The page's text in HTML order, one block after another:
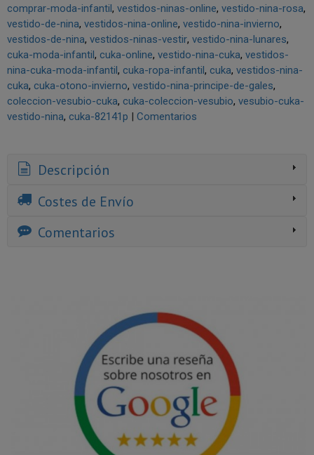
comprar-moda-infantil vestidos-ninas-online vestido-nina-rosa
vestido-de-nina vestidos-nina-online vestido-nina-invierno
vestidos-de-nina vestidos-ninas-vestir vestido-nina-lunares
cuka-moda-infantil cuka-online vestido-nina-cuka vestidos-
nina-cuka-moda-infantil cuka-ropa-infantil cuka vestidos-nina-
cuka cuka-otono-invierno vestido-nina-principe-de-gales
coleccion-vesubio-cuka cuka-coleccion-vesubio vesubio-cuka-
vestido-nina cuka-82141p | Comentarios
Descripción
Costes de Envío
Comentarios